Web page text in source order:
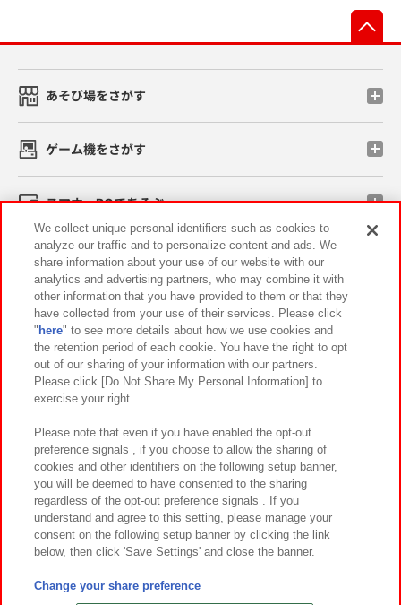
あそび場をさがす
ゲーム機をさがす
スマホ・PCであそぶ
イベント・キャンペーン
関連会社 サステナビリティ サイトポリシー
プライバシーポリシー ウェブアクセシビリティ方針と検証結果
お取引先さまとともに
カスタマーハラスメント対応方針 よくあるご質問・お問い合わせ
©Bandai Namco Amusement Inc.
©Bandai Namco Amusement Lab Inc.
We collect unique personal identifiers such as cookies to
analyze our traffic and to personalize content and ads. We
share information about your use of our website with our
analytics and advertising partners, who may combine it with
other information that you have provided to them or that they
have collected from your use of their services. Please click
" here" to see more details about how we use cookies and
the retention period of each cookie. You have the right to opt
out of our sharing of your information with our partners.
Please click [Do Not Share My Personal Information] to
exercise your right.
Please note that even if you have enabled the opt-out
preference signals , if you choose to allow the sharing of
cookies and other identifiers on the following setup banner,
you will be deemed to have consented to the sharing
regardless of the opt-out preference signals . If you
understand and agree to this setting, please manage your
consent on the following setup banner by clicking the link
below, then click 'Save Settings' and close the banner.
Change your share preference